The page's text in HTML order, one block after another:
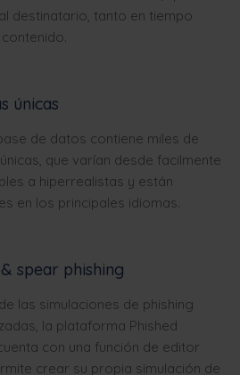
destinatario, tanto en tiempo
únicas
de datos contiene miles de
que varían desde facilmente
a hiperrealistas y están
en los principales idiomas.
spear phishing
las simulaciones de phishing
la plataforma Phished
con una función de editor
crear su propia simulación de